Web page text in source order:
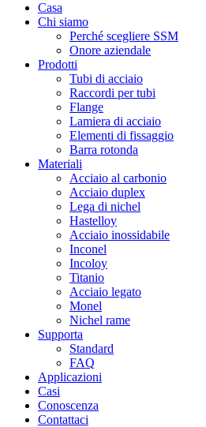
Casa
Chi siamo
Perché scegliere SSM
Onore aziendale
Prodotti
Tubi di acciaio
Raccordi per tubi
Flange
Lamiera di acciaio
Elementi di fissaggio
Barra rotonda
Materiali
Acciaio al carbonio
Acciaio duplex
Lega di nichel
Hastelloy
Acciaio inossidabile
Inconel
Incoloy
Titanio
Acciaio legato
Monel
Nichel rame
Supporta
Standard
FAQ
Applicazioni
Casi
Conoscenza
Contattaci